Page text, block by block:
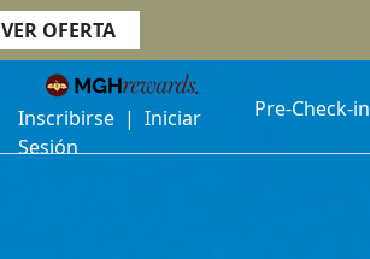
Inscribirse | Iniciar
Sesión
Pre-Check-in
VER OFERTA